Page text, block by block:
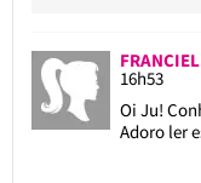
16h53
Oi Ju!
Adoro ler